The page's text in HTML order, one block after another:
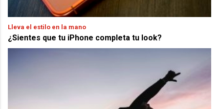
Lleva el estilo en la mano
¿Sientes que tu iPhone completa tu look?